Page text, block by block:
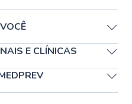
E CLÍNICAS